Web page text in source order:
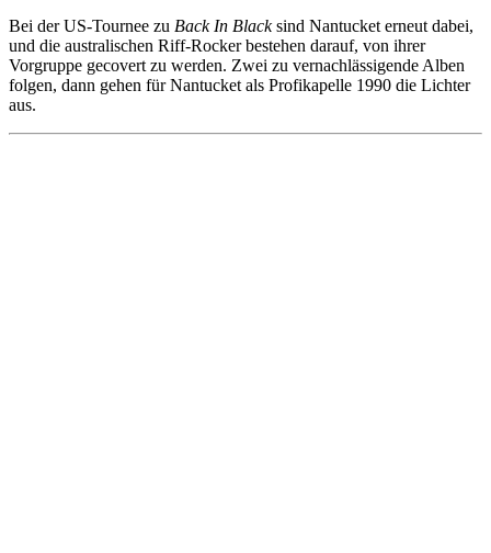
Bei der US-Tournee zu Back In Blacksind Nantucket erneut dabei,
und die australischen Riff-Rocker bestehen darauf, von ihrer
Vorgruppe gecovert zu werden. Zwei zu vernachlässigende Alben
folgen, dann gehen für Nantucket als Profikapelle 1990 die Lichter
aus.